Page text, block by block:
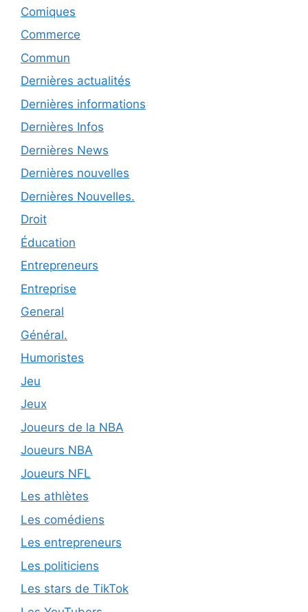
Comiques
Commerce
Commun
Dernières actualités
Dernières informations
Dernières Infos
Dernières News
Dernières nouvelles
Dernières Nouvelles.
Droit
Éducation
Entrepreneurs
Entreprise
General
Général.
Humoristes
Jeu
Jeux
Joueurs de la NBA
Joueurs NBA
Joueurs NFL
Les athlètes
Les comédiens
Les entrepreneurs
Les politiciens
Les stars de TikTok